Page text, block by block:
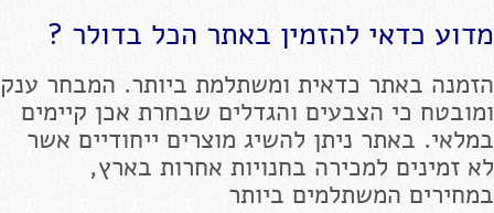
מדוע כדאי להזמין באתר הכל בדולר ?
הזמנה באתר כדאית ומשתלמת ביותר. המבחר ענק
ומובטח כי הצבעים והגדלים שבחרת אכן קיימים
במלאי. באתר ניתן להשיג מוצרים ייחודיים אשר
לא זמינים למכירה בחנויות אחרות בארץ,
במחירים המשתלמים ביותר